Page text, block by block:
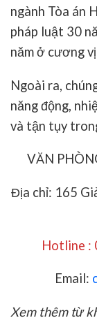
ngành Tòa án
pháp luật 30
năm ở cương
Ngoài ra,
năng động,
và tận tụy
VĂN
Địa chỉ: 165
Hotline :
Email:
Xem thêm từ